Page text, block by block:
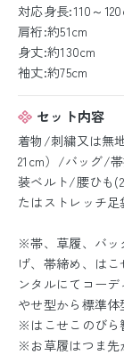
対応身長:110～
肩裄:約51cm
身丈:約130cm
袖丈:約75cm
セット内容
着物/刺繍又は無
21cm）/バッグ/
装ベルト/腰ひも
たはストレッチ
※帯、草履、バッ
げ、帯締め、は
ンタルにてコーデ
やせ型から標準
※はこせこのびら
※お草履はつま先